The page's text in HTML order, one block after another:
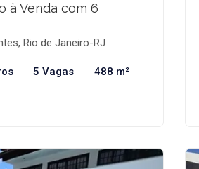
à Venda com 6
Rio de Janeiro-RJ
5 Vagas 488 m²